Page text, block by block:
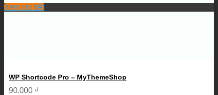
Xem chi tiết
WP Shortcode Pro – MyThemeShop
90.000 ₫